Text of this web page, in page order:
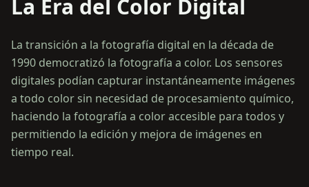
La Era del Color Digital
La transición a la fotografía digital en la década de
1990 democratizó la fotografía a color. Los sensores
digitales podían capturar instantáneamente imágenes
a todo color sin necesidad de procesamiento químico,
haciendo la fotografía a color accesible para todos y
permitiendo la edición y mejora de imágenes en
tiempo real.